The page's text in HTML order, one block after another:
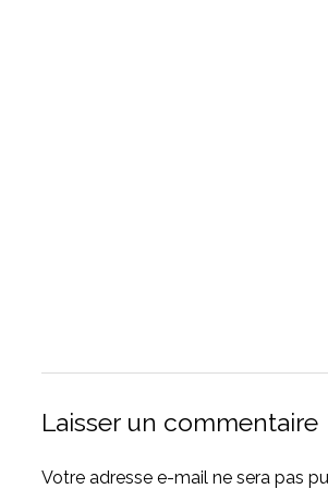
Laisser un commentaire
Votre adresse e-mail ne sera pas